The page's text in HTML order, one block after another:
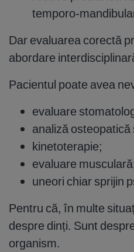
temporo-
Dar evaluarea corectă
abordare
Pacientul poate avea
evaluare
analiză osteopatică
kinetoterapie;
evaluare
uneori chiar sprijin
Pentru că, în multe
despre dinți. Sunt
organism.